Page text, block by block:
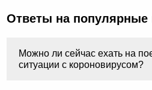
Ответы на популярные
Можно ли сейчас ехать на
ситуации с короновирусом?